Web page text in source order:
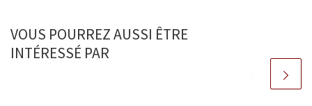
VOUS POURREZ AUSSI ÊTRE
INTÉRESSÉ PAR